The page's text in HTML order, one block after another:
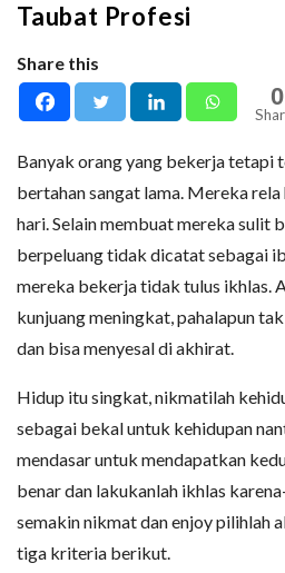
Taubat Profesi
Share this
0
Banyak orang yang bekerja tetapi
bertahan sangat lama. Mereka
hari. Selain membuat mereka sulit
berpeluang tidak dicatat sebagai
mereka bekerja tidak tulus ikhlas.
kunjuang meningkat, pahalapun
dan bisa menyesal di akhirat.
Hidup itu singkat, nikmatilah
sebagai bekal untuk kehidupan
mendasar untuk mendapatkan
benar dan lakukanlah ikhlas
semakin nikmat dan enjoy pilihlah
tiga kriteria berikut.